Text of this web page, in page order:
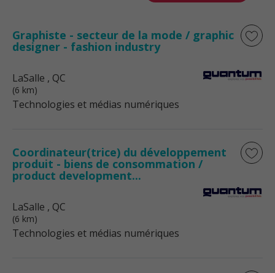
Graphiste - secteur de la mode / graphic
designer - fashion industry
LaSalle , QC
(6 km)
Technologies et médias numériques
Coordinateur(trice) du développement
produit - biens de consommation /
product development...
LaSalle , QC
(6 km)
Technologies et médias numériques